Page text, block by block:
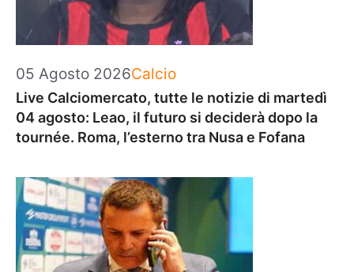
05 Agosto 2026Categorie
Calcio
Live Calciomercato, tutte le notizie di martedì
04 agosto: Leao, il futuro si deciderà dopo la
tournée. Roma, l’esterno tra Nusa e Fofana